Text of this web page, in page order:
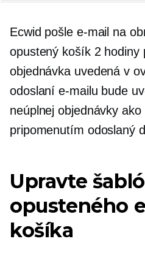
Ecwid pošle e-mail na
opustený košík 2 hodiny
objednávka uvedená v
odoslaní e-mailu bude
neúplnej objednávky ako
pripomenutím odoslaný
Upravte
opusteného
košíka